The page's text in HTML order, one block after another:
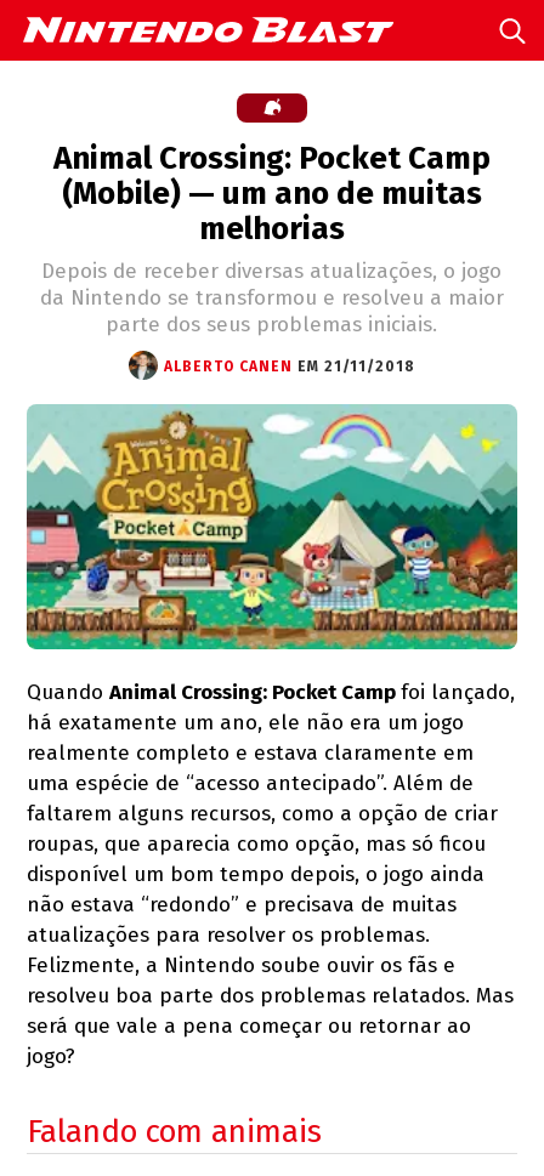
Animal Crossing: Pocket Camp
(Mobile) — um ano de muitas
melhorias
Depois de receber diversas atualizações, o jogo
da Nintendo se transformou e resolveu a maior
parte dos seus problemas iniciais.
ALBERTO CANEN EM 21/11/2018
QuandoAnimal Crossing: Pocket Campfoi lançado,
há exatamente um ano, ele não era um jogo
realmente completo e estava claramente em
uma espécie de “acesso antecipado”. Além de
faltarem alguns recursos, como a opção de criar
roupas, que aparecia como opção, mas só ficou
disponível um bom tempo depois, o jogo ainda
não estava “redondo” e precisava de muitas
atualizações para resolver os problemas.
Felizmente, a Nintendo soube ouvir os fãs e
resolveu boa parte dos problemas relatados. Mas
será que vale a pena começar ou retornar ao
jogo?
Falando com animais